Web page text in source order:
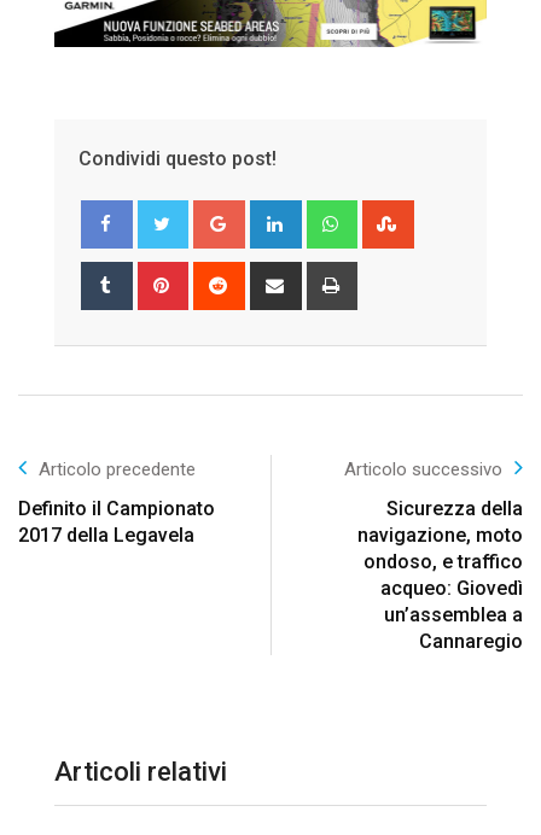
Condividi questo post!
Google+ LinkedIn Whatsapp
Tumblr Pinterest Reddit
Share
Articolo precedente
Definito il Campionato
2017 della Legavela
Articolo successivo
Sicurezza della
navigazione, moto
ondoso, e traffico
acqueo: Giovedì
un’assemblea a
Cannaregio
Articoli relativi